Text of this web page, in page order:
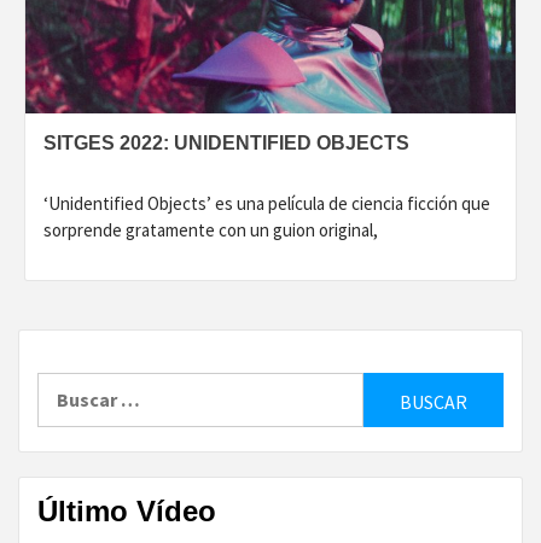
SITGES 2022: UNIDENTIFIED OBJECTS
‘Unidentified Objects’ es una película de ciencia ficción que
sorprende gratamente con un guion original,
Último Vídeo